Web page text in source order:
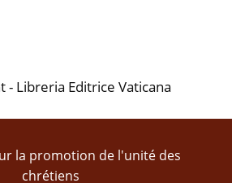
- Libreria Editrice Vaticana
la promotion de l'unité des
chrétiens